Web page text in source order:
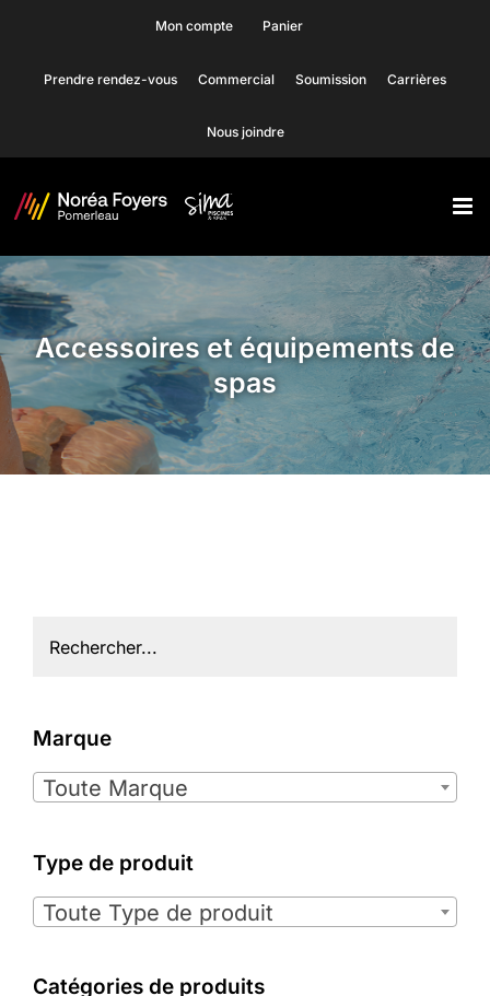
content
Mon compte Panier
Prendre rendez-vous Commercial Soumission Carrières
Nous joindre
Accessoires et équipements de
spas
Marque
Toute Marque
Type de produit
Toute Type de produit
Catégories de produits